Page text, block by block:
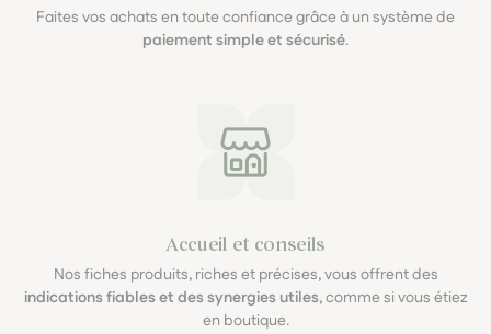
Faites vos achats en toute confiance grâce à un système de
paiement simple et sécurisé.
Accueil et conseils
Nos fiches produits, riches et précises, vous offrent des
indications fiables et des synergies utiles, comme si vous étiez
en boutique.